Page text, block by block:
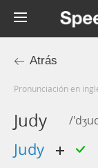
Atrás
Pronunciación en
Judy /
judy